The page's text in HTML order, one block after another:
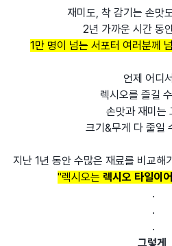
재미도, 착 감기는 손맛
2년 가까운 시간 동
1만 명이 넘는 서포터 여러분께
언제 어디
렉시오를 즐길
손맛과 재미는
크기&무게 다 줄일
지난 1년 동안 수많은 재료를 비교해
"렉시오는 렉시오 타일이
.
.
.
그렇게,